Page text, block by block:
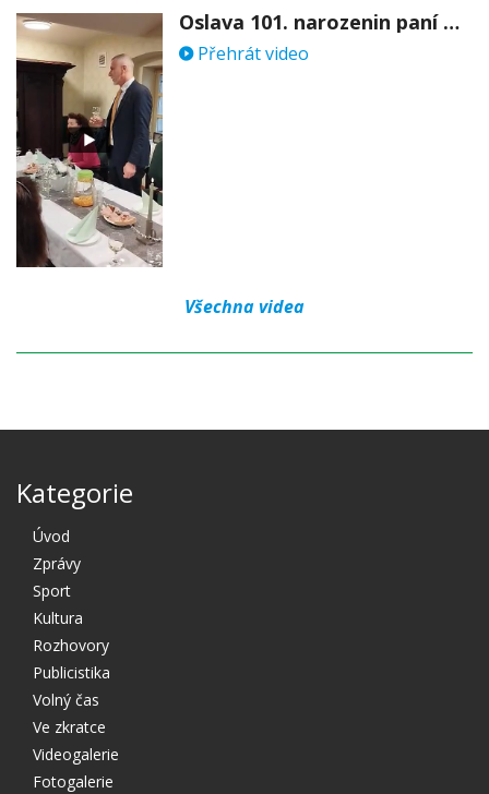
Oslava 101. narozenin paní Věry Skořepové
Přehrát video
Všechna videa
Kategorie
Úvod
Zprávy
Sport
Kultura
Rozhovory
Publicistika
Volný čas
Ve zkratce
Videogalerie
Fotogalerie